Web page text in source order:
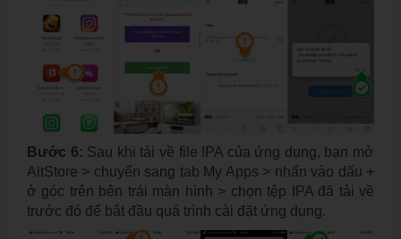
Bước 6: Sau khi tải về file IPA của ứng dụng, bạn mở
AltStore > chuyển sang tab My Apps > nhấn vào dấu +
ở góc trên bên trái màn hình > chọn tệp IPA đã tải về
trước đó để bắt đầu quá trình cài đặt ứng dụng.